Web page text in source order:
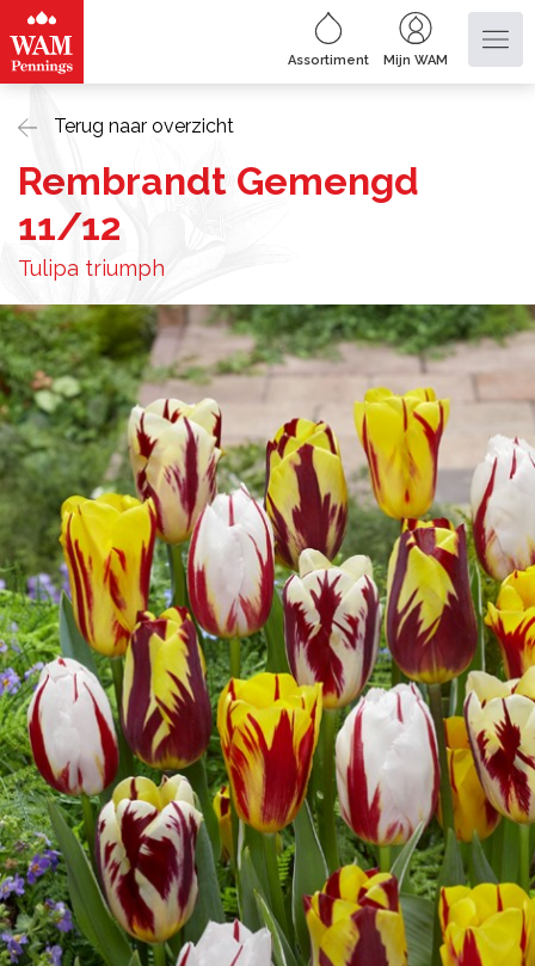
Assortiment Mijn WAM
Terug naar overzicht
Rembrandt Gemengd
11/12
Tulipa triumph